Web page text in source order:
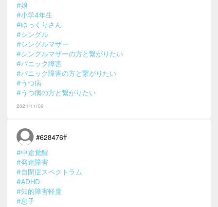
#娘
#小学4年生
#ゆっくりさん
#シングル
#シングルマザー
#シングルマザーの方と繋がりたい
#パニック障害
#パニック障害の方と繋がりたい
#うつ病
#うつ病の方と繋がりたい
2021/11/09
#628476ff
#中途覚醒
#発達障害
#自閉症スペクトラム
#ADHD
#知的障害軽度
#息子